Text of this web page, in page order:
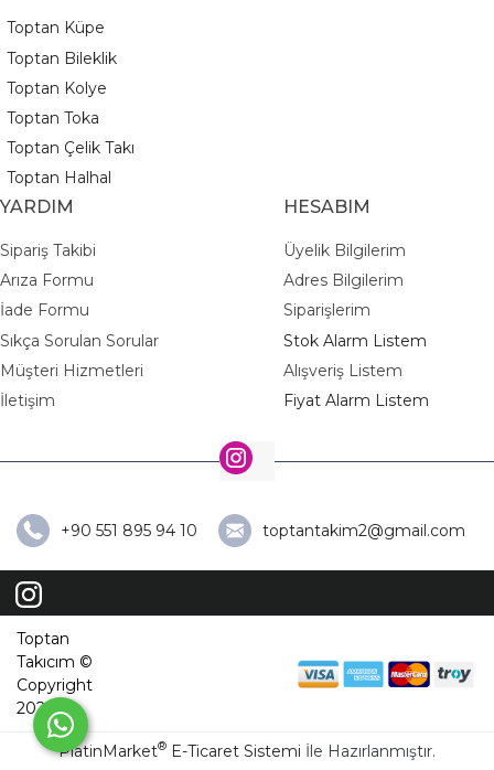
Toptan Küpe
Toptan Bileklik
Toptan Kolye
Toptan Toka
Toptan Çelik Takı
Toptan Halhal
YARDIM
Sipariş Takibi
Arıza Formu
İade Formu
Sıkça Sorulan Sorular
Müşteri Hizmetleri
İletişim
HESABIM
Üyelik Bilgilerim
Adres Bilgilerim
Siparişlerim
Stok Alarm Listem
Alışveriş Listem
Fiyat Alarm Listem
+90 551 895 94 10 toptantakim2@gmail.com
Toptan
Takıcım ©
Copyright
2026
PlatinMarket® E-Ticaret Sistemi İle Hazırlanmıştır.